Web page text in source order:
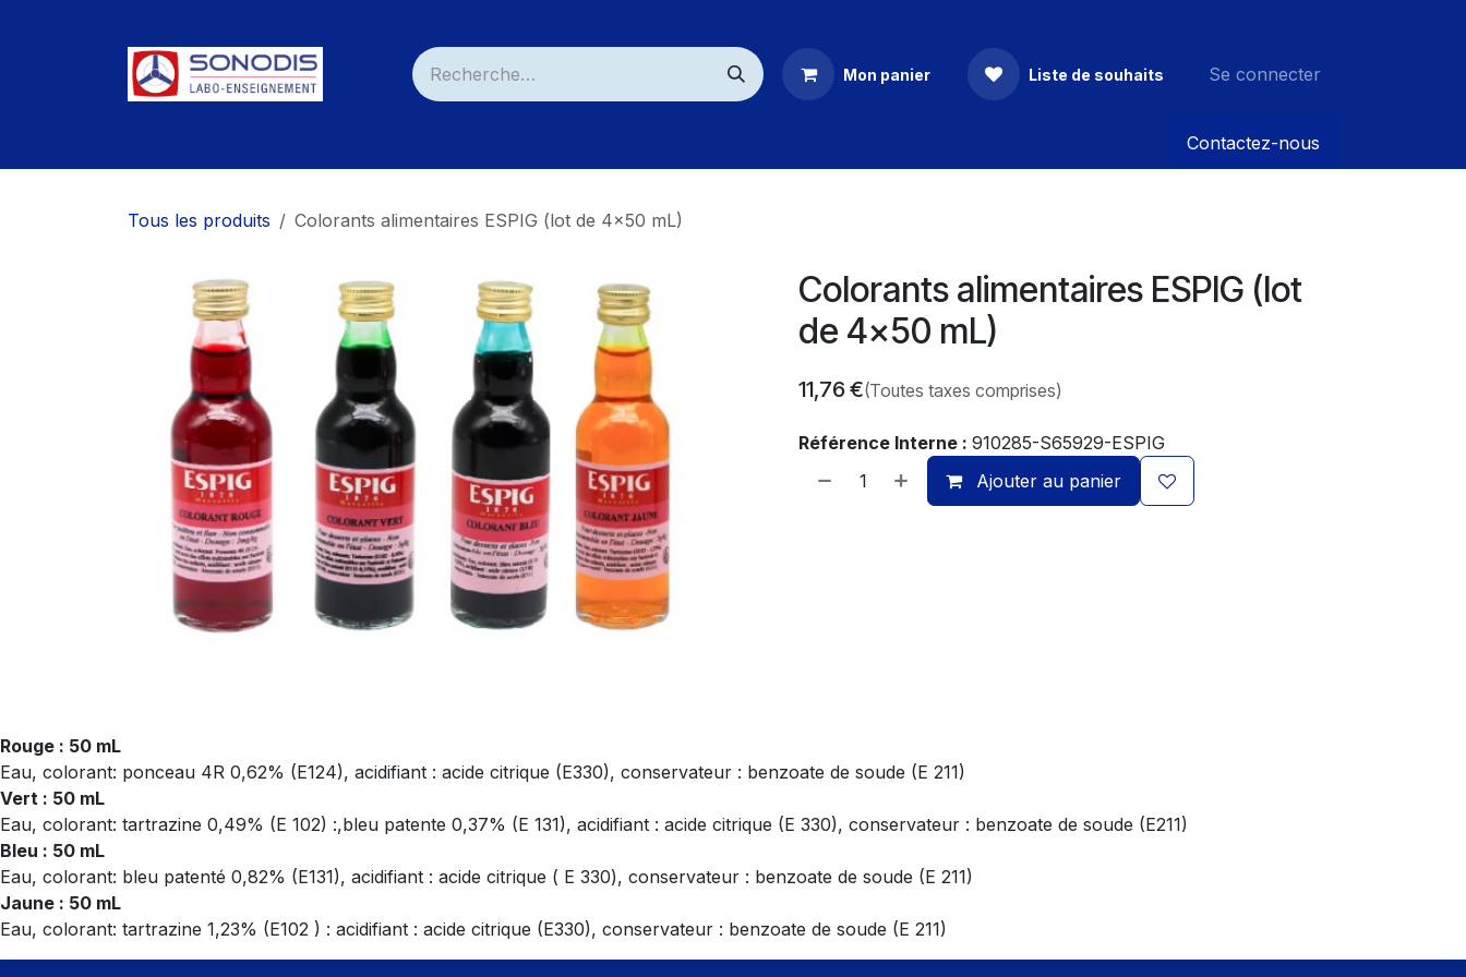
Mon panier Liste de souhaits Se connecter
Contactez-nous
Tous les produits Colorants alimentaires ESPIG (lot de 4x50 mL)
Colorants alimentaires ESPIG (lot
de 4x50 mL)
11,76 €(Toutes taxes comprises)
Référence Interne : 910285-S65929-ESPIG
Ajouter au panier
Rouge : 50 mL
Eau, colorant: ponceau 4R 0,62% (E124), acidifiant : acide citrique (E330), conservateur : benzoate de soude (E 211)
Vert : 50 mL
Eau, colorant: tartrazine 0,49% (E 102) :,bleu patente 0,37% (E 131), acidifiant : acide citrique (E 330), conservateur : benzoate de soude (E211)
Bleu : 50 mL
Eau, colorant: bleu patenté 0,82% (E131), acidifiant : acide citrique ( E 330), conservateur : benzoate de soude (E 211)
Jaune : 50 mL
Eau, colorant: tartrazine 1,23% (E102 ) : acidifiant : acide citrique (E330), conservateur : benzoate de soude (E 211)